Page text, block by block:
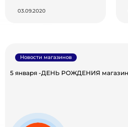
03.09.2020
5 января -ДЕНЬ РОЖДЕНИЯ
Новости магазинов